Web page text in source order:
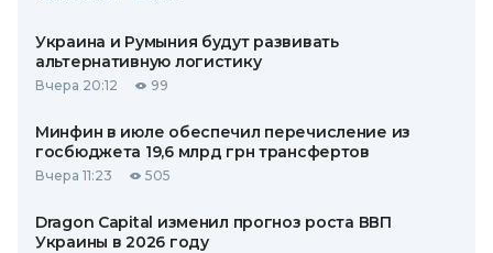
Украина и Румыния будут развивать
альтернативную логистику
Вчера 20:12 99
Минфин в июле обеспечил перечисление из
госбюджета 19,6 млрд грн трансфертов
Вчера 11:23 505
Dragon Capital изменил прогноз роста ВВП
Украины в 2026 году